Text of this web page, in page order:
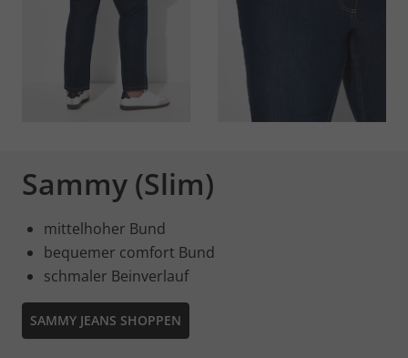
Sammy (Slim)
mittelhoher Bund
bequemer comfort Bund
schmaler Beinverlauf
SAMMY JEANS SHOPPEN